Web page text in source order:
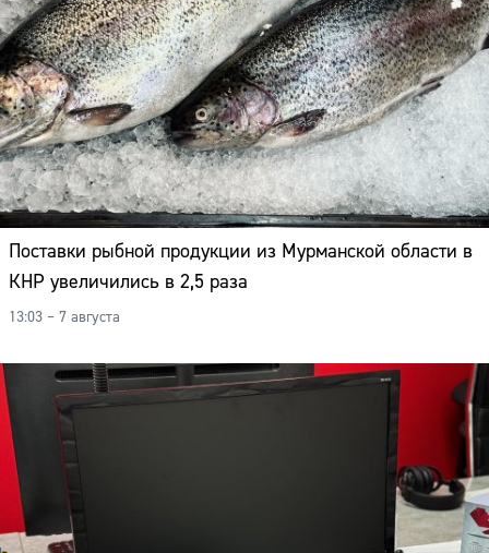
Поставки рыбной продукции из Мурманской области в
КНР увеличились в 2,5 раза
13:03 – 7 августа